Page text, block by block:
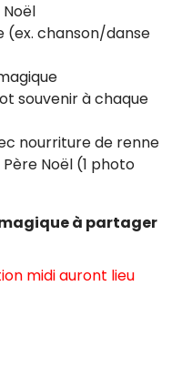
chanson/danse
souvenir à chaque
nourriture de renne
Noël (1 photo
à partager
midi auront lieu